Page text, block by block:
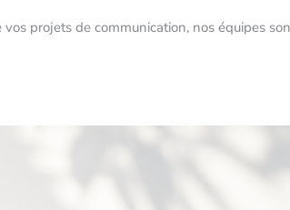
vos projets de communication, nos équipes